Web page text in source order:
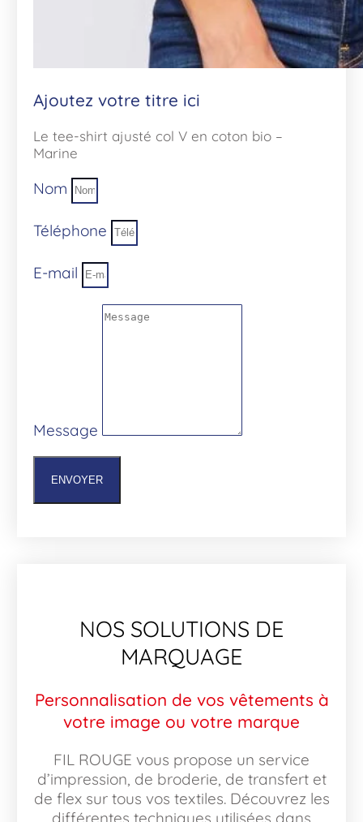
Ajoutez votre titre ici
Le tee-shirt ajusté col V en coton bio –
Marine
Nom
Téléphone
E-mail
Message
ENVOYER
NOS SOLUTIONS DE
MARQUAGE
Personnalisation de vos vêtements à
votre image ou votre marque
FIL ROUGE vous propose un service
d’impression, de broderie, de transfert et
de flex sur tous vos textiles. Découvrez les
différentes techniques utilisées dans